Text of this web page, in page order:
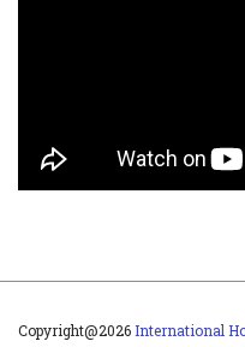
Copyright@2026 International